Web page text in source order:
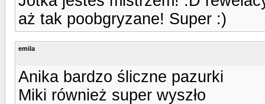
aż tak poobgryzane! Super :)
emila
Anika bardzo śliczne pazurki
Miki również super wyszło